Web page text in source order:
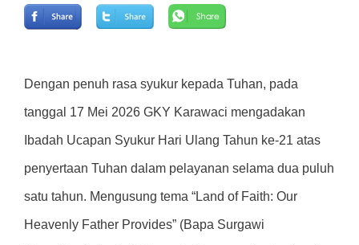
Dengan penuh rasa syukur kepada Tuhan, pada
tanggal 17 Mei 2026 GKY Karawaci mengadakan
Ibadah Ucapan Syukur Hari Ulang Tahun ke-21 atas
penyertaan Tuhan dalam pelayanan selama dua puluh
satu tahun. Mengusung tema “Land of Faith: Our
Heavenly Father Provides” (Bapa Surgawi